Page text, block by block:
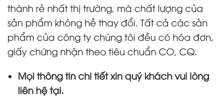
thành rẻ nhất thị trường, mà chất lượng của
sản phẩm không hề thay đổi. Tất cả các sản
phẩm của công ty chúng tôi đều có hóa đơn,
giấy chứng nhận theo tiêu chuẩn CO, CQ.
Mọi thông tin chi tiết xin quý khách vui lòng
liên hệ tại.